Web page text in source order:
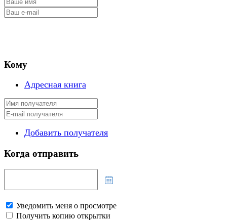
Кому
Адресная книга
Добавить получателя
Когда отправить
Уведомить меня о просмотре
Получить копию открытки